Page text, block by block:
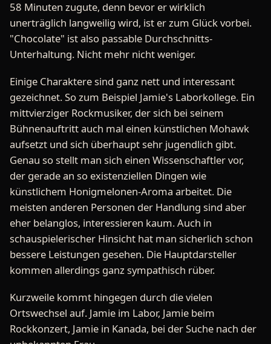
58 Minuten zugute, denn bevor er wirklich
unerträglich langweilig wird, ist er zum Glück vorbei.
"Chocolate" ist also passable Durchschnitts-
Unterhaltung. Nicht mehr nicht weniger.
Einige Charaktere sind ganz nett und interessant
gezeichnet. So zum Beispiel Jamie's Laborkollege. Ein
mittvierziger Rockmusiker, der sich bei seinem
Bühnenauftritt auch mal einen künstlichen Mohawk
aufsetzt und sich überhaupt sehr jugendlich gibt.
Genau so stellt man sich einen Wissenschaftler vor,
der gerade an so existenziellen Dingen wie
künstlichem Honigmelonen-Aroma arbeitet. Die
meisten anderen Personen der Handlung sind aber
eher belanglos, interessieren kaum. Auch in
schauspielerischer Hinsicht hat man sicherlich schon
bessere Leistungen gesehen. Die Hauptdarsteller
kommen allerdings ganz sympathisch rüber.
Kurzweile kommt hingegen durch die vielen
Ortswechsel auf. Jamie im Labor, Jamie beim
Rockkonzert, Jamie in Kanada, bei der Suche nach der